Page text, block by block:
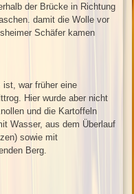
der Brücke in Richtung
damit die Wolle vor
Schäfer kamen
ist, war früher eine
Hier wurde aber nicht
und die Kartoffeln
Wasser, aus dem Überlauf
sowie mit
Berg.